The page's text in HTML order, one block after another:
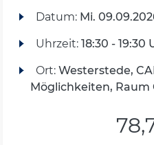
Datum: Mi.
Uhrzeit: 18:30 - 19:30
Ort: Westerstede,
Möglichkeiten, Raum